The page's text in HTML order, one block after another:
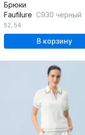
Брюки
Faufilure C930 черный
52, 54
В корзину